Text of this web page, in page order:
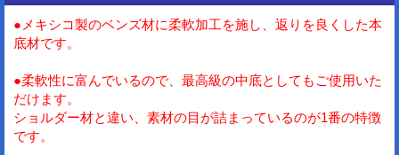
●メキシコ製のベンズ材に柔軟加工を施し、返りを良くした本
底材です。
●柔軟性に富んでいるので、最高級の中底としてもご使用いた
だけます。
ショルダー材と違い、素材の目が詰まっているのが1番の特徴
です。